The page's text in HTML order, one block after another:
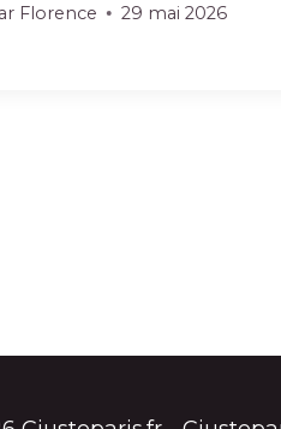
Florence 29 mai 2026